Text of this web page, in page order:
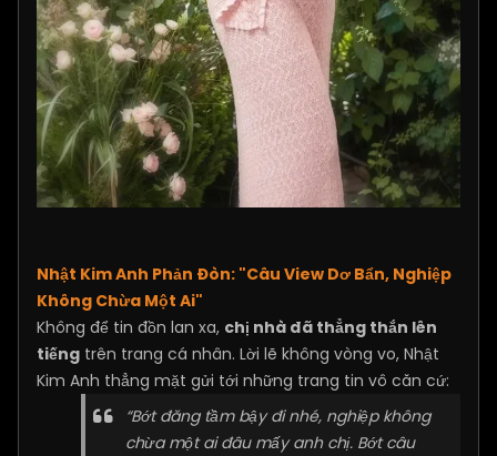
Nhật Kim Anh Phản Đòn: "Câu View Dơ Bẩn, Nghiệp
Không Chừa Một Ai"
Không để tin đồn lan xa, chị nhà đã thẳng thắn lên
tiếng trên trang cá nhân. Lời lẽ không vòng vo, Nhật
Kim Anh thẳng mặt gửi tới những trang tin vô căn cứ:
“Bớt đăng tầm bậy đi nhé, nghiệp không
chừa một ai đâu mấy anh chị. Bớt câu